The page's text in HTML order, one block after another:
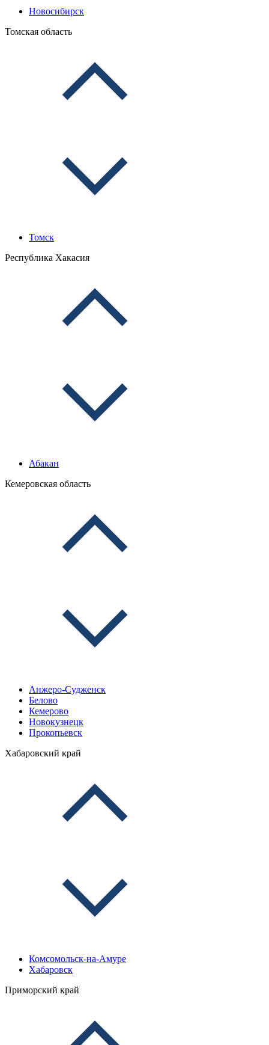
Новосибирск
Томская область
Томск
Республика Хакасия
Абакан
Кемеровская область
Анжеро-Судженск
Белово
Кемерово
Новокузнецк
Прокопьевск
Хабаровский край
Комсомольск-на-Амуре
Хабаровск
Приморский край